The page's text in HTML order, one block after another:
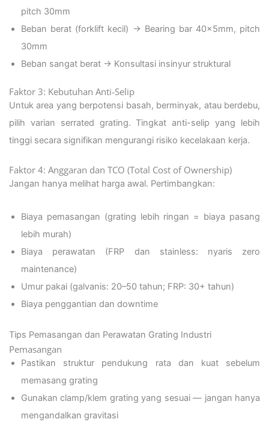
pitch 30mm
Beban berat (forklift kecil) → Bearing bar 40x5mm, pitch
30mm
Beban sangat berat → Konsultasi insinyur struktural
Faktor 3: Kebutuhan Anti-Selip
Untuk area yang berpotensi basah, berminyak, atau berdebu,
pilih varian serrated grating. Tingkat anti-selip yang lebih
tinggi secara signifikan mengurangi risiko kecelakaan kerja.
Faktor 4: Anggaran dan TCO (Total Cost of Ownership)
Jangan hanya melihat harga awal. Pertimbangkan:
Biaya pemasangan (grating lebih ringan = biaya pasang
lebih murah)
Biaya perawatan (FRP dan stainless: nyaris zero
maintenance)
Umur pakai (galvanis: 20–50 tahun; FRP: 30+ tahun)
Biaya penggantian dan downtime
Tips Pemasangan dan Perawatan Grating Industri
Pemasangan
Pastikan struktur pendukung rata dan kuat sebelum
memasang grating
Gunakan clamp/klem grating yang sesuai — jangan hanya
mengandalkan gravitasi